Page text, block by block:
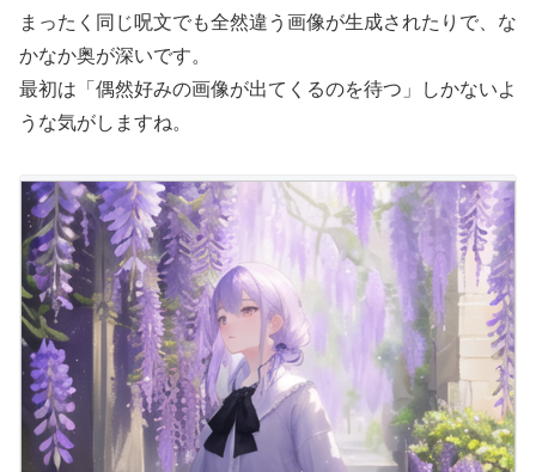
まったく同じ呪文でも全然違う画像が生成されたりで、な
かなか奥が深いです。
最初は「偶然好みの画像が出てくるのを待つ」しかないよ
うな気がしますね。